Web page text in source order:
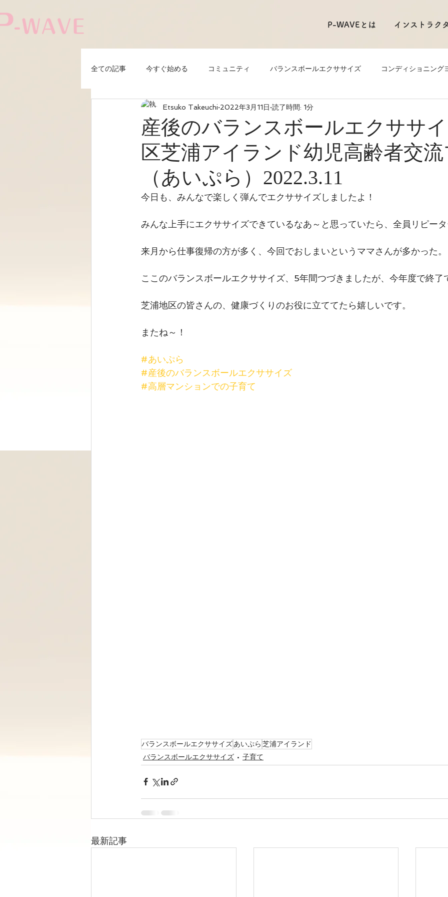
P-WAVEとは インストラク
全ての記事 今すぐ始める コミュニティ バランスボールエクササイズ コンディショニング
加圧エクササイズ
産後のバランスボールエクササ
区芝浦アイランド幼児高齢者交
（あいぷら）2022.3.11
Etsuko Takeuchi 2022年3月11日 読了時間: 1分
今日も、みんなで楽しく弾んでエクササイズしましたよ！
みんな上手にエクササイズできているなあ～と思っていたら、全員リピー
来月から仕事復帰の方が多く、今回でおしまいというママさんが多かった。
ここのバランスボールエクササイズ、5年間つづきましたが、今年度で終了
芝浦地区の皆さんの、健康づくりのお役に立ててたら嬉しいです。
またね～！
#あいぷら
#産後のバランスボールエクササイズ
#高層マンションでの子育て
バランスボールエクササイズあいぷら 芝浦アイランド
バランスボールエクササイズ
子育て
最新記事